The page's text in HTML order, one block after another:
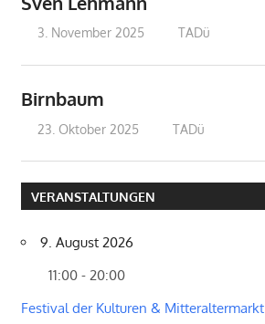
3. November 2025 treffpunkt
TADü
Birnbaum
23. Oktober 2025 treffpunkt
TADü
VERANSTALTUNGEN
9. August 2026
11:00 - 20:00
Festival der Kulturen & Mitteraltermarkt